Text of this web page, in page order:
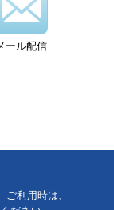
ール配信
利用時は、